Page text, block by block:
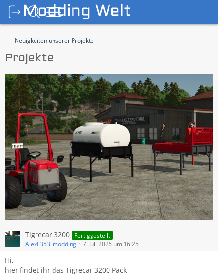
Neuigkeiten unserer Projekte
Projekte
Tigrecar 3200
Fertiggestellt
AlexL353_modding
7. Juli 2026 um 16:25
Hi,
hier findet ihr das Tigrecar 3200 Pack